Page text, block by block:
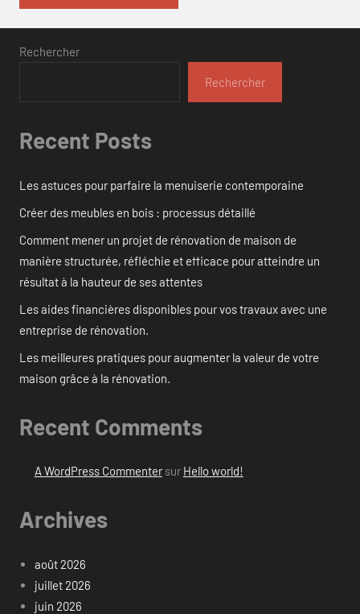
Rechercher
Rechercher
Recent Posts
Les astuces pour parfaire la menuiserie contemporaine
Créer des meubles en bois : processus détaillé
Comment mener un projet de rénovation de maison de
manière structurée, réfléchie et efficace pour atteindre un
résultat à la hauteur de ses attentes
Les aides financières disponibles pour vos travaux avec une
entreprise de rénovation.
Les meilleures pratiques pour augmenter la valeur de votre
maison grâce à la rénovation.
Recent Comments
A WordPress Commentersur Hello world!
Archives
août 2026
juillet 2026
juin 2026